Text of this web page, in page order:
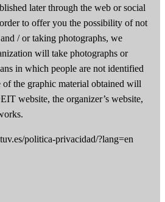
later through the web or social
to offer you the possibility of not
/ or taking photographs, we
will take photographs or
in which people are not identified
the graphic material obtained will
website, the organizer’s website,
politica-privacidad/?lang=en